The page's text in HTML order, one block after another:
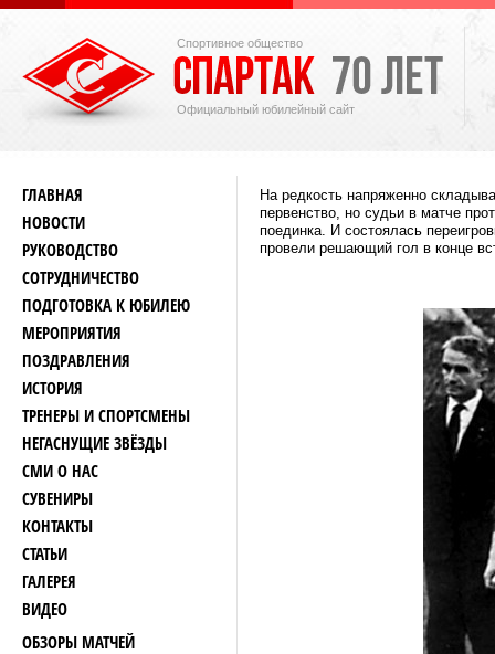
Спортивное общество
Официальный юбилейный сайт
ГЛАВНАЯ
НОВОСТИ
РУКОВОДСТВО
СОТРУДНИЧЕСТВО
ПОДГОТОВКА К ЮБИЛЕЮ
МЕРОПРИЯТИЯ
ПОЗДРАВЛЕНИЯ
ИСТОРИЯ
ТРЕНЕРЫ И СПОРТСМЕНЫ
НЕГАСНУЩИЕ ЗВЁЗДЫ
СМИ О НАС
СУВЕНИРЫ
КОНТАКТЫ
СТАТЬИ
ГАЛЕРЕЯ
ВИДЕО
ОБЗОРЫ МАТЧЕЙ
На редкость напряженно
первенство, но судьи в матче
поединка. И состоялась
провели решающий гол в конце